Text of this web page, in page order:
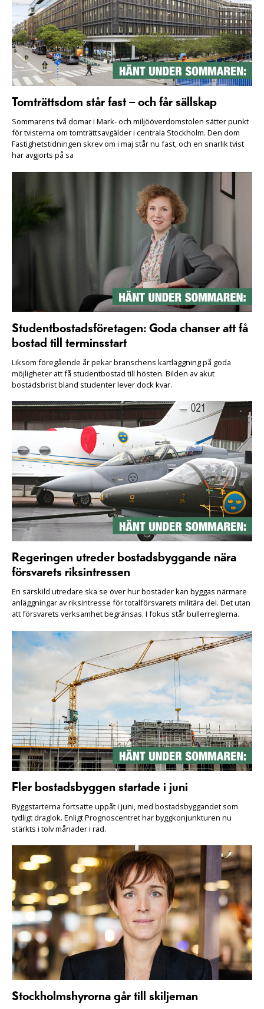
Tomträttsdom står fast – och får sällskap
Sommarens två domar i Mark- och miljööverdomstolen sätter punkt
för tvisterna om tomträttsavgälder i centrala Stockholm. Den dom
Fastighetstidningen skrev om i maj står nu fast, och en snarlik tvist
har avgjorts på sa
Studentbostadsföretagen: Goda chanser att få
bostad till terminsstart
Liksom föregående år pekar branschens kartläggning på goda
möjligheter att få studentbostad till hösten. Bilden av akut
bostadsbrist bland studenter lever dock kvar.
Regeringen utreder bostadsbyggande nära
försvarets riksintressen
En särskild utredare ska se över hur bostäder kan byggas närmare
anläggningar av riksintresse för totalförsvarets militära del. Det utan
att försvarets verksamhet begränsas. I fokus står bullerreglerna.
Fler bostadsbyggen startade i juni
Byggstarterna fortsatte uppåt i juni, med bostadsbyggandet som
tydligt draglok. Enligt Prognoscentret har byggkonjunkturen nu
stärkts i tolv månader i rad.
Stockholmshyrorna går till skiljeman